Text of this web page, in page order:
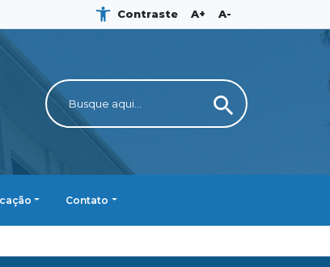
Contraste A+ A-
search
Contato